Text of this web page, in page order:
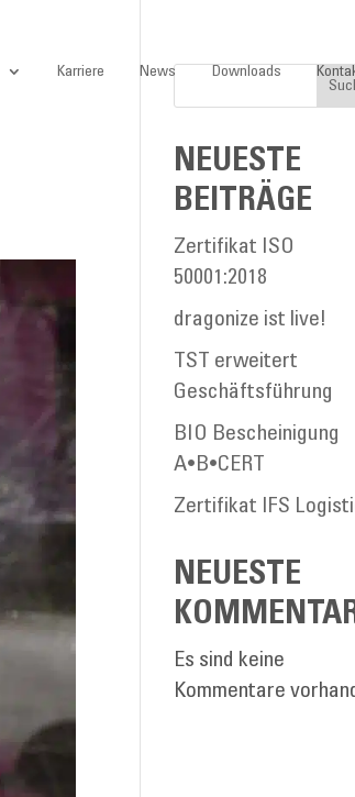
Karriere News Downloads Suchen
Suchen
NEUESTE
BEITRÄGE
Zertifikat ISO
50001:2018
dragonize ist live!
TST erweitert
Geschäftsführung
BIO Bescheinigung
A•B•CERT
Zertifikat IFS
NEUESTE
Es sind keine
Kommentare